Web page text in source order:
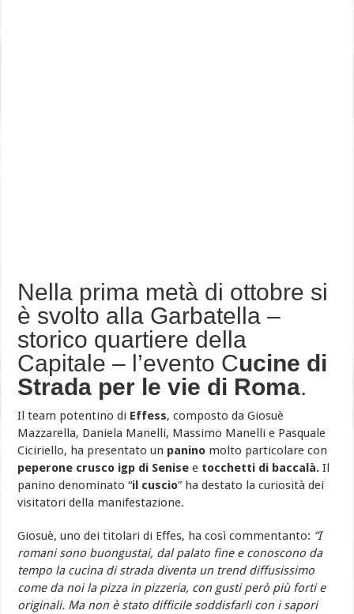
Nella prima metà di ottobre si
è svolto alla Garbatella –
storico quartiere della
Capitale – l’evento Cucine di
Strada per le vie di Roma.
Il team potentino di Effess, composto da Giosuè
Mazzarella, Daniela Manelli, Massimo Manelli e Pasquale
Ciciriello, ha presentato un panino molto particolare con
peperone crusco igp di Senise e tocchetti di baccalà.Il
panino denominato “il cuscio” ha destato la curiosità dei
visitatori della manifestazione.
Giosuè, uno dei titolari di Effes, ha così commentanto: “I
romani sono buongustai, dal palato fine e conoscono da
tempo la cucina di strada diventa un trend diffusissimo
come da noi la pizza in pizzeria, con gusti però più forti e
originali. Ma non è stato difficile soddisfarli con i sapori